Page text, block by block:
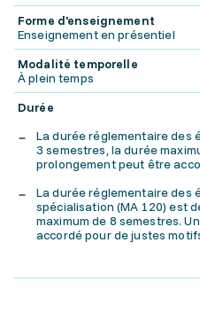
Forme d'enseignement
Enseignement en présentiel
Modalité temporelle
À plein temps
Durée
La durée réglementaire des
3 semestres, la durée
prolongement peut être
La durée réglementaire des
spécialisation (MA 120) est
maximum de 8 semestres.
accordé pour de justes